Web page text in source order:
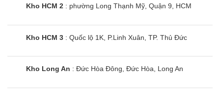
nguyên kiện, chưa qua sử dụng với đầy đủ giấy tờ liên quan.
✅ Đảm bảo: Hàng chính hãng
✅ Tình trạng: Mới 100%
Kho HCM 2 : phường Long Thạnh Mỹ, Quận 9, HCM
Kho HCM 3 : Quốc lộ 1K, P.Linh Xuân, TP. Thủ Đức
Kho Long An : Đức Hòa Đông, Đức Hòa, Long An